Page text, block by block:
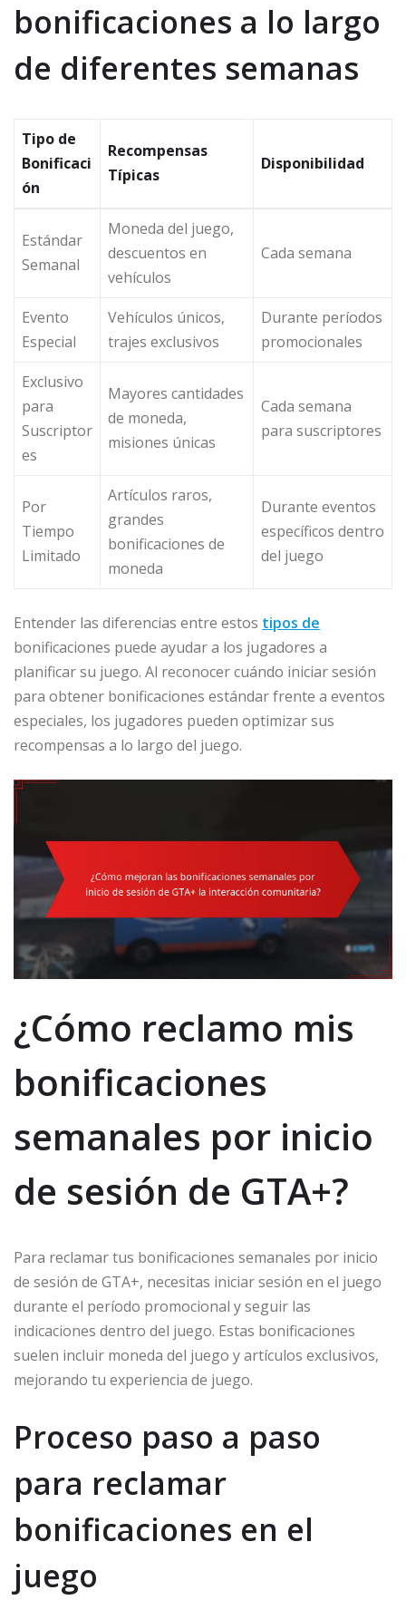
bonificaciones a lo largo
de diferentes semanas
Tipo de
Bonificaci
ón
Recompensas
Típicas
Disponibilidad
Estándar
Semanal
Moneda del juego,
descuentos en
vehículos
Cada semana
Evento
Especial
Vehículos únicos,
trajes exclusivos
Durante períodos
promocionales
Exclusivo
para
Suscriptor
es
Mayores cantidades
de moneda,
misiones únicas
Cada semana
para suscriptores
Por
Tiempo
Limitado
Artículos raros,
grandes
bonificaciones de
moneda
Durante eventos
específicos dentro
del juego
Entender las diferencias entre estos tipos de
bonificaciones puede ayudar a los jugadores a
planificar su juego. Al reconocer cuándo iniciar sesión
para obtener bonificaciones estándar frente a eventos
especiales, los jugadores pueden optimizar sus
recompensas a lo largo del juego.
¿Cómo reclamo mis
bonificaciones
semanales por inicio
de sesión de GTA+?
Para reclamar tus bonificaciones semanales por inicio
de sesión de GTA+, necesitas iniciar sesión en el juego
durante el período promocional y seguir las
indicaciones dentro del juego. Estas bonificaciones
suelen incluir moneda del juego y artículos exclusivos,
mejorando tu experiencia de juego.
Proceso paso a paso
para reclamar
bonificaciones en el
juego